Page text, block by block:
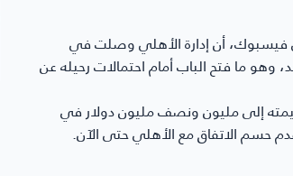
فيسبوك، أن إدارة الأهلي وصلت في
عند هذا الحد، وهو ما فتح الباب أمام احتمالات رحيله عن
إلى مليون ونصف مليون دولار في
حسم الاتفاق مع الأهلي حتى الآن.